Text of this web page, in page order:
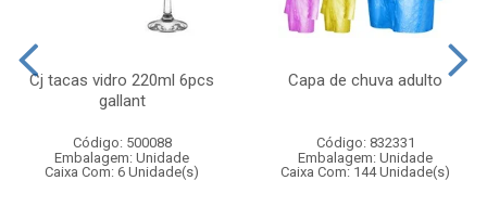
Cj tacas vidro 220ml 6pcs
gallant
Código: 500088
Embalagem: Unidade
Caixa Com: 6 Unidade(s)
Capa de chuva adulto
Código: 832331
Embalagem: Unidade
Caixa Com: 144 Unidade(s)